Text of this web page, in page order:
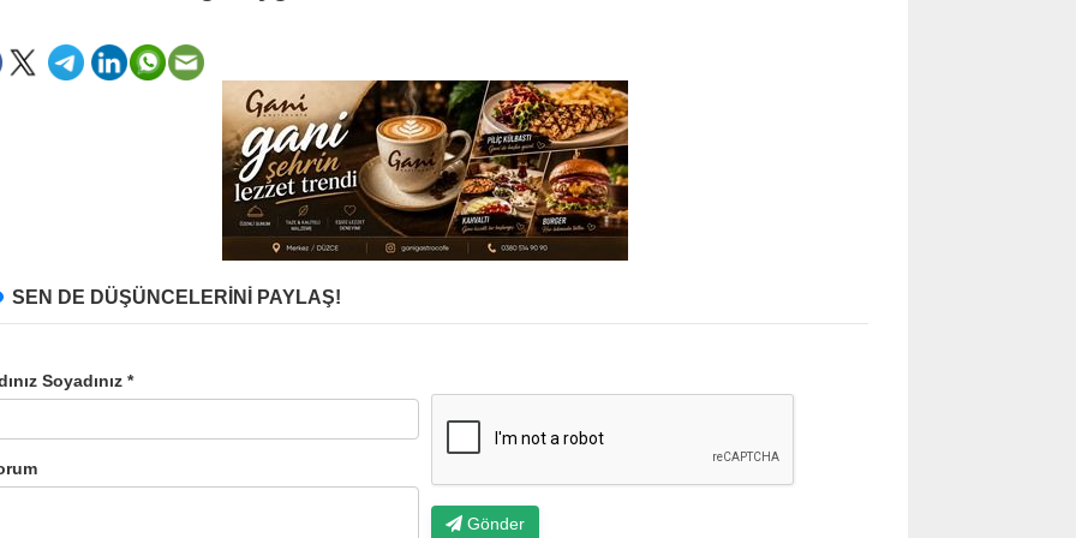
SEN DE DÜŞÜNCELERİNİ PAYLAŞ!
Soyadınız *
Gönder